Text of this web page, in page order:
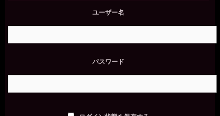
ユーザー名
パスワード
ではでは、次の報告を愉しみにしている(´∀｀*)ﾉｼ
一枚の銀貨
それが奴隷として正しい躾だな。
2026年7月18日 - 22:00
2026年7月18日 - 22:00